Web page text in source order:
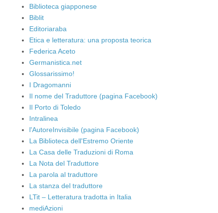
Biblioteca giapponese
Biblit
Editoriaraba
Etica e letteratura: una proposta teorica
Federica Aceto
Germanistica.net
Glossarissimo!
I Dragomanni
Il nome del Traduttore (pagina Facebook)
Il Porto di Toledo
Intralinea
l'AutoreInvisibile (pagina Facebook)
La Biblioteca dell'Estremo Oriente
La Casa delle Traduzioni di Roma
La Nota del Traduttore
La parola al traduttore
La stanza del traduttore
LTit – Letteratura tradotta in Italia
mediAzioni